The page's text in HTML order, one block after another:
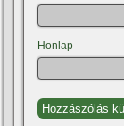
Honlap